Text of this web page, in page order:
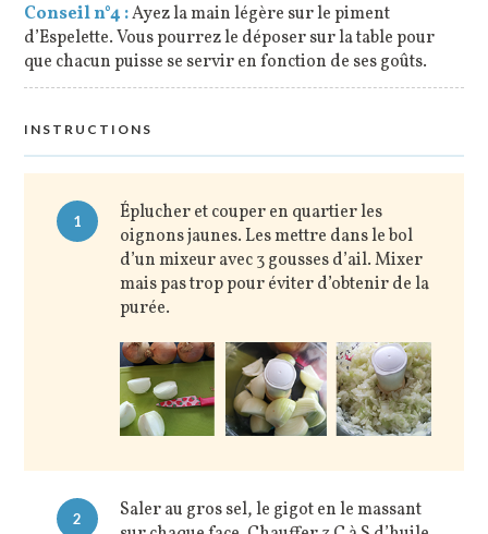
Conseil n°4 :Ayez la main légère sur le piment
d’Espelette. Vous pourrez le déposer sur la table pour
que chacun puisse se servir en fonction de ses goûts.
INSTRUCTIONS
1
Éplucher et couper en quartier les
oignons jaunes. Les mettre dans le bol
d’un mixeur avec 3 gousses d’ail. Mixer
mais pas trop pour éviter d’obtenir de la
purée.
2
Saler au gros sel, le gigot en le massant